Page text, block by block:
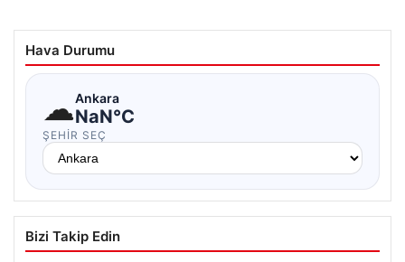
Hava Durumu
☁Ankara
NaN°C
ŞEHIR SEÇ
Bizi Takip Edin